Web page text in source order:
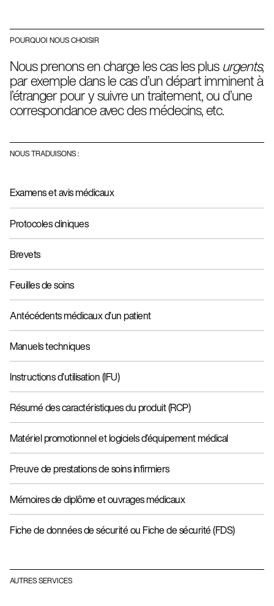
médicales et pharmaceutiques, les traducteurs-réviseurs
ont à leur disposition un grand nombre de
Par ailleurs,nous communiquons personnellement
avec nos clientsen cours d’exécution du projet afin de
nous assurer que la terminologie et la syntaxe que nous
utilisons répond à leurs besoins.
POURQUOI NOUS CHOISIR
Nous prenons en charge les cas les plus urgents,
par exemple dans le cas d’un départ imminent à
l’étranger pour y suivre un traitement, ou d’une
correspondance avec des médecins, etc.
NOUS TRADUISONS :
Examens et avis médicaux
Protocoles cliniques
Brevets
Feuilles de soins
Antécédents médicaux d’un patient
Manuels techniques
Instructions d’utilisation (IFU)
Résumé des caractéristiques du produit (RCP)
Matériel promotionnel et logiciels d’équipement médical
Preuve de prestations de soins infirmiers
Mémoires de diplôme et ouvrages médicaux
Fiche de données de sécurité ou Fiche de sécurité (FDS)
AUTRES SERVICES